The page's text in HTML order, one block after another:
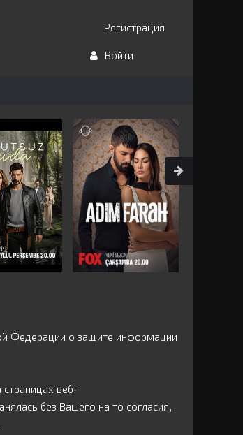
Федерации о защите информации
веб-
без Вашего на то согласия,
Регистрация
Войти